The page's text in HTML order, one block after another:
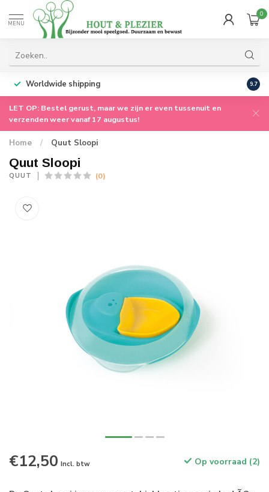
MENU
0
Worldwide shipping 9.7
LET OP: Bestel gerust, maar we zijn er even tussenuit en
verzenden weer vanaf 17 augustus!
Home / Quut Sloopi
Quut Sloopi
QUUT (0)
€12,50 Incl. btw Op voorraad (2)